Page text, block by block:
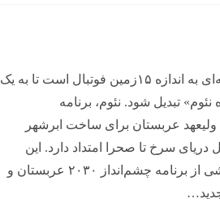
عربستان درحال ایجاد منطقه‌ای به اندازه ۱۵زمین فوتبال است تا به یک
تبدیل شود. نئوم، برنامه
ولیعهد عربستان برای ساخت ابرشهر
سرخ تا صحرا امتداد دارد. این
پروژه در ۲۰۱۷ به ‌‌‌‌‌‌‌‌‌‌‌‌‌‌‌‌عنوان بخشی از برنامه چشم‌‌‌‌‌‌‌‌انداز ۲۰۳۰ عربستان و